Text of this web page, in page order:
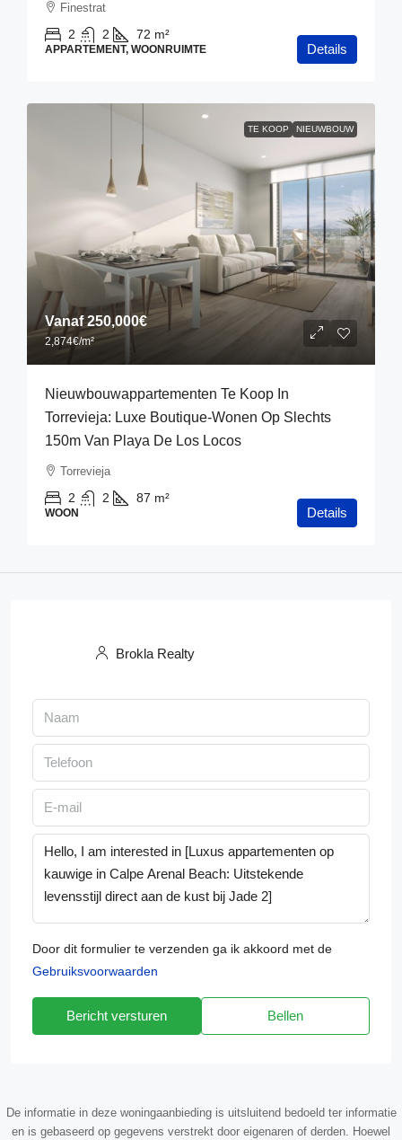
Finestrat
2 2 72 m²
APPARTEMENT, WOONRUIMTE Details
TE KOOP NIEUWBOUW
Vanaf250,000€
2,874€/m²
Nieuwbouwappartementen Te Koop In
Torrevieja: Luxe Boutique-Wonen Op Slechts
150m Van Playa De Los Locos
Torrevieja
2 2 87 m²
WOON Details
Brokla Realty
Door dit formulier te verzenden ga ik akkoord met de
Gebruiksvoorwaarden
Bericht versturen Bellen
De informatie in deze woningaanbieding is uitsluitend bedoeld ter informatie
en is gebaseerd op gegevens verstrekt door eigenaren of derden. Hoewel